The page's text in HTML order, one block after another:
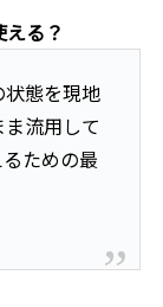
る？
態を現地
流用して
ための最